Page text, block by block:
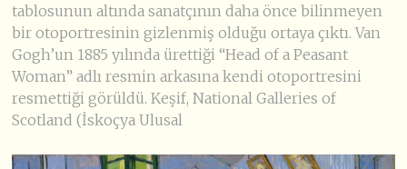
tablosunun altında sanatçının daha önce bilinmeyen
bir otoportresinin gizlenmiş olduğu ortaya çıktı. Van
Gogh’un 1885 yılında ürettiği “Head of a Peasant
Woman” adlı resmin arkasına kendi otoportresini
resmettiği görüldü. Keşif, National Galleries of
Scotland (İskoçya Ulusal